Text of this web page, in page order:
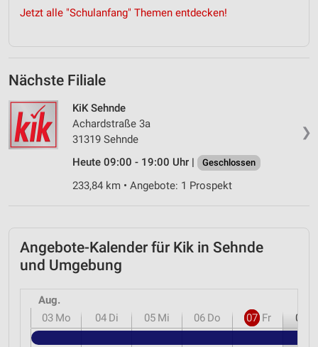
Jetzt alle "Schulanfang" Themen entdecken!
Nächste Filiale
❯
KiK Sehnde
Achardstraße 3a
31319 Sehnde
Heute 09:00 - 19:00 Uhr |
Geschlossen
233,84 km • Angebote: 1 Prospekt
Angebote-Kalender für Kik in Sehnde
und Umgebung
Aug.
03 Mo 04 Di 05 Mi 06 Do 07 Fr 08